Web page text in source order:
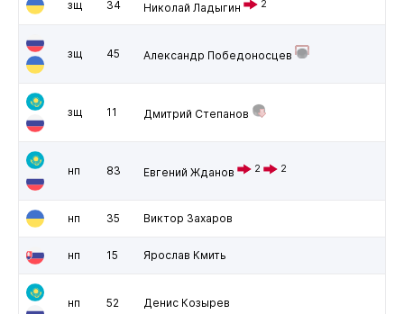
зщ 34 Николай Ладыгин 2
зщ 45 Александр Победоносцев
зщ 11 Дмитрий Степанов
нп 83 Евгений Жданов 2 2
нп 35 Виктор Захаров
нп 15 Ярослав Кмить
нп 52 Денис Козырев